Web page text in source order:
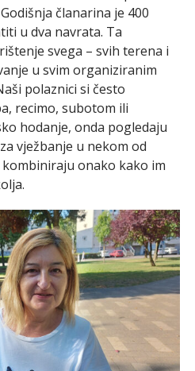
članarina je 400
u dva navrata. Ta
svega – svih terena i
u svim organiziranim
polaznici si često
recimo, subotom ili
hodanje, onda pogledaju
vježbanje u nekom od
onako kako im